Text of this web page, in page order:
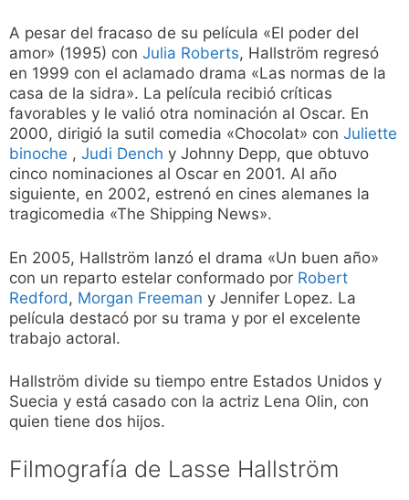
A pesar del fracaso de su película «El poder del
amor» (1995) con Julia Roberts, Hallström regresó
en 1999 con el aclamado drama «Las normas de la
casa de la sidra». La película recibió críticas
favorables y le valió otra nominación al Oscar. En
2000, dirigió la sutil comedia «Chocolat» con Juliette
binoche , Judi Dench y Johnny Depp, que obtuvo
cinco nominaciones al Oscar en 2001. Al año
siguiente, en 2002, estrenó en cines alemanes la
tragicomedia «The Shipping News».
En 2005, Hallström lanzó el drama «Un buen año»
con un reparto estelar conformado por Robert
Redford , Morgan Freeman y Jennifer Lopez. La
película destacó por su trama y por el excelente
trabajo actoral.
Hallström divide su tiempo entre Estados Unidos y
Suecia y está casado con la actriz Lena Olin, con
quien tiene dos hijos.
Filmografía de Lasse Hallström